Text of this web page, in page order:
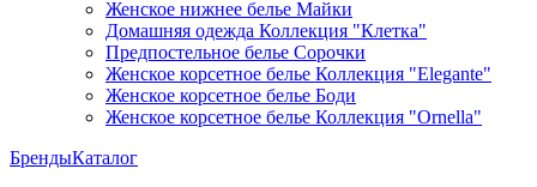
Женское нижнее белье Майки
Домашняя одежда Коллекция "Клетка"
Предпостельное белье Сорочки
Женское корсетное белье Коллекция "Elegante"
Женское корсетное белье Боди
Женское корсетное белье Коллекция "Ornella"
БрендыКаталог